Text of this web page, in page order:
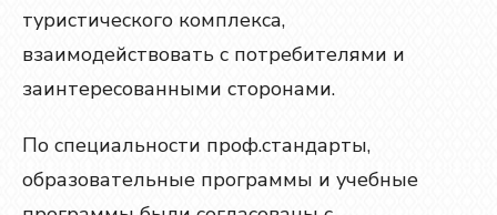
туристического комплекса,
взаимодействовать с потребителями и
заинтересованными сторонами.
По специальности проф.стандарты,
образовательные программы и учебные